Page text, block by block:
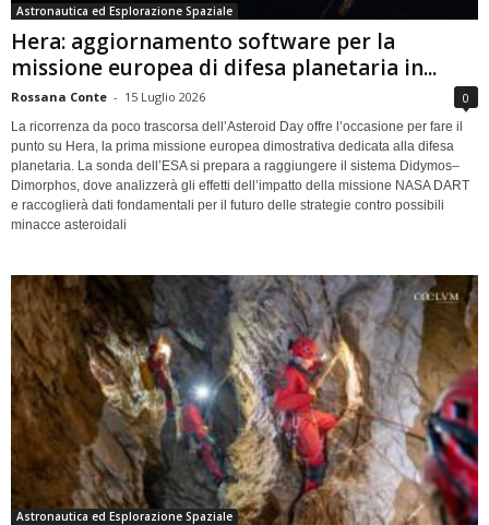
Astronautica ed Esplorazione Spaziale
Hera: aggiornamento software per la
missione europea di difesa planetaria in...
Rossana Conte - 15 Luglio 2026 0
La ricorrenza da poco trascorsa dell’Asteroid Day offre l’occasione per fare il
punto su Hera, la prima missione europea dimostrativa dedicata alla difesa
planetaria. La sonda dell’ESA si prepara a raggiungere il sistema Didymos–
Dimorphos, dove analizzerà gli effetti dell’impatto della missione NASA DART
e raccoglierà dati fondamentali per il futuro delle strategie contro possibili
minacce asteroidali
Astronautica ed Esplorazione Spaziale